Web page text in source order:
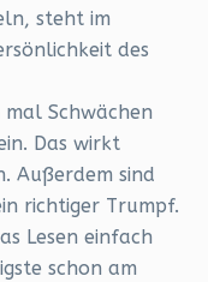
steht im
des
Schwächen
Das wirkt
Außerdem sind
richtiger Trumpf.
Lesen einfach
schon am